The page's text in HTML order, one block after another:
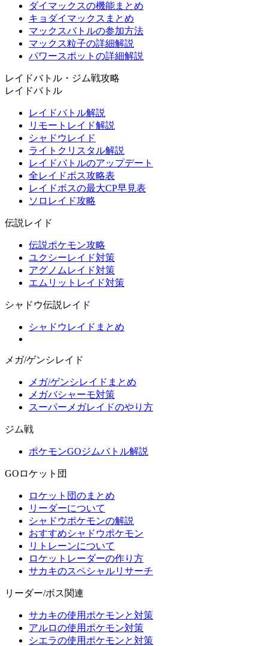
ダイマックスの機能まとめ
キョダイマックスまとめ
マックスバトルの参加方法
マックス粒子の詳細解説
パワースポットの詳細解説
レイドバトル・ジム戦攻略
レイドバトル
レイドバトル解説
リモートレイド解説
シャドウレイド
ライトクリスタル解説
レイドバトルのアップデート
全レイドボス攻略表
レイドボスの最大CP早見表
ソロレイド攻略
伝説レイド
伝説ポケモン攻略
ユクシーレイド対策
アグノムレイド対策
エムリットレイド対策
シャドウ伝説レイド
シャドウレイドまとめ
メガ/ゲンシレイド
メガ/ゲンシレイドまとめ
メガバシャーモ対策
スーパーメガレイドのやり方
ジム戦
ポケモンGOジムバトル解説
GOロケット団
ロケット団のまとめ
リーダーについて
シャドウポケモンの解説
おすすめシャドウポケモン
リトレーンについて
ロケットレーダーの作り方
サカキのスペシャルリサーチ
リーダー/ボス関連
サカキの使用ポケモンと対策
アルロの使用ポケモン対策
シエラの使用ポケモンと対策